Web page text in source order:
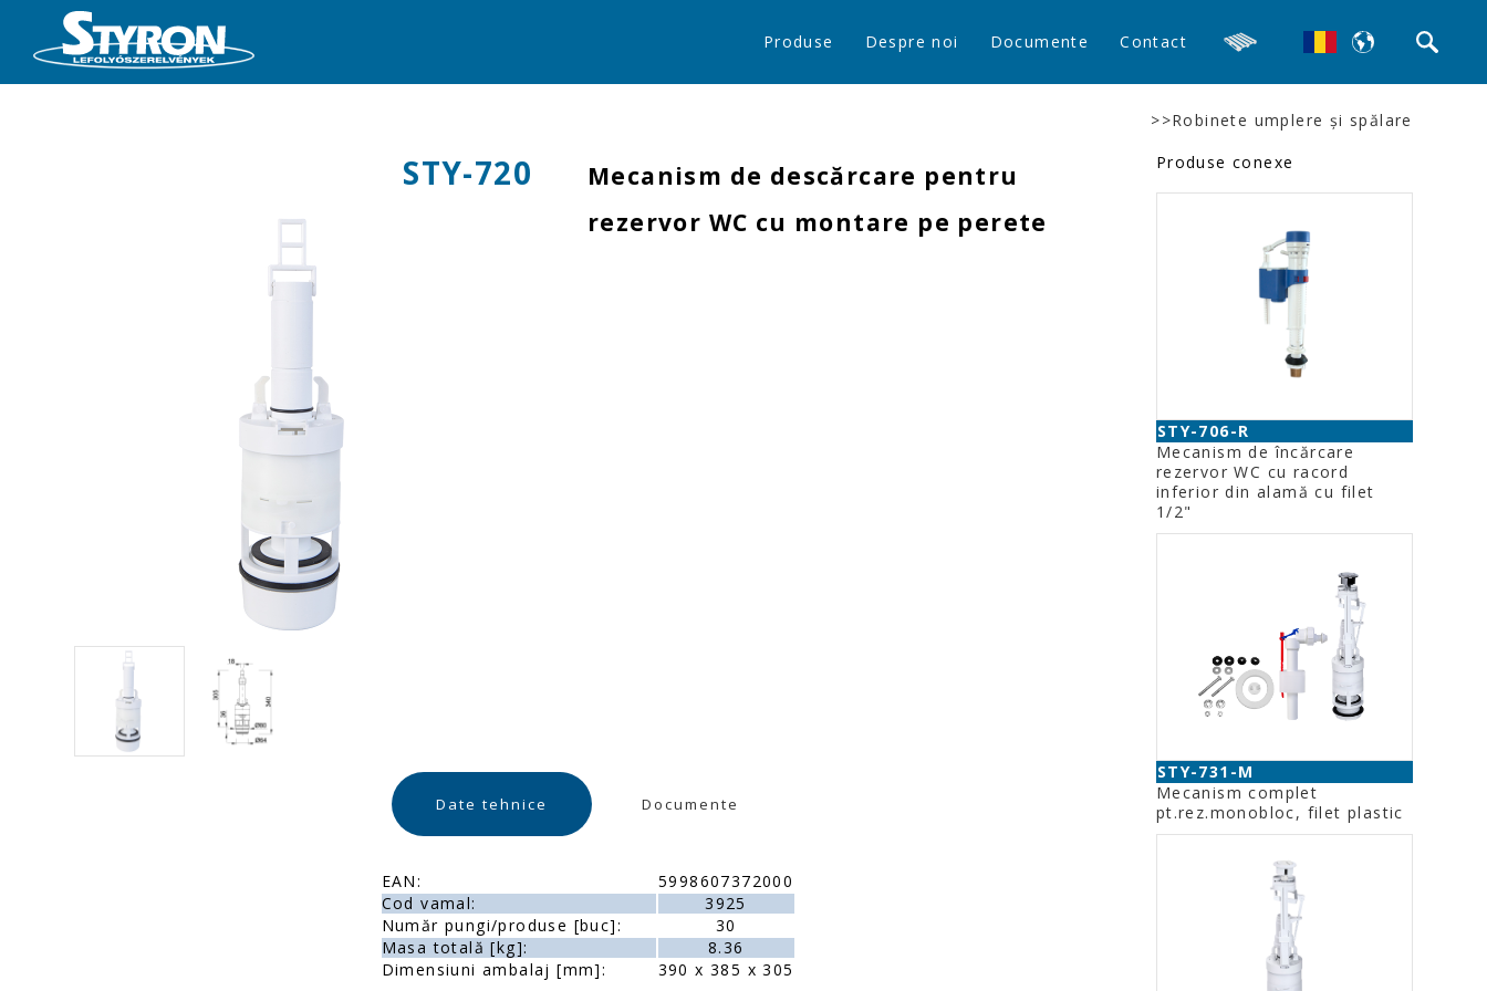
Produse Despre noi Documente Contact
>>Robinete umplere şi spălare
STY-720
Mecanism de descărcare pentru
rezervor WC cu montare pe perete
Date tehnice Documente
EAN:
5998607372000
Cod vamal:
3925
Număr pungi/produse [buc]:
30
Masa totală [kg]:
8.36
Dimensiuni ambalaj [mm]:
390 x 385 x 305
Produse conexe
STY-706-R
Mecanism de încărcare
rezervor WC cu racord
inferior din alamă cu filet
1/2"
STY-731-M
Mecanism complet
pt.rez.monobloc, filet plastic